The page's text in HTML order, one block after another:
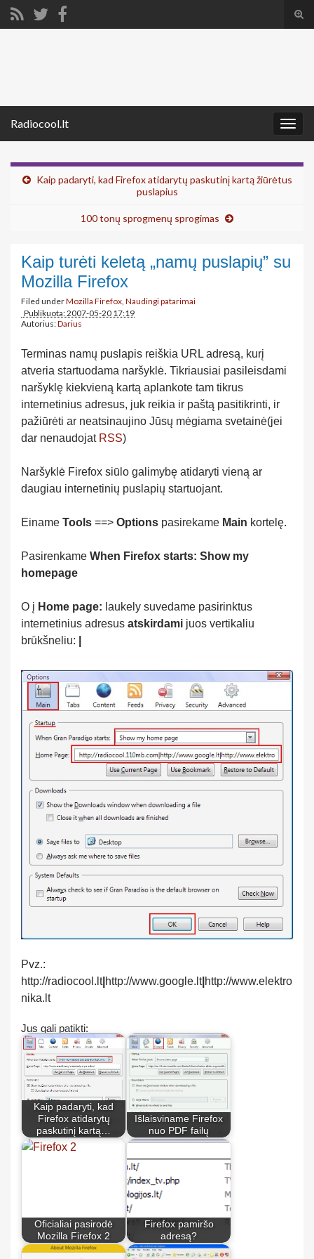
Radiocool.lt
Kaip padaryti, kad Firefox atidarytų paskutinį kartą žiūrėtus
puslapius
100 tonų sprogmenų sprogimas
Kaip turėti keletą „namų puslapių” su
Mozilla Firefox
Filed underMozilla Firefox, Naudingi patarimai
Publikuota: 2007-05-20 17:19
Autorius:Darius
Terminas namų puslapis reiškia URL adresą, kurį
atveria startuodama naršyklė. Tikriausiai pasileisdami
naršyklę kiekvieną kartą aplankote tam tikrus
internetinius adresus, juk reikia ir paštą pasitikrinti, ir
pažiūrėti ar neatsinaujino Jūsų mėgiama svetainė(jei
dar nenaudojat RSS)
Naršyklė Firefox siūlo galimybę atidaryti vieną ar
daugiau internetinių puslapių startuojant.
Einame Tools ==> Options pasirekame Main kortelę.
Pasirenkame When Firefox starts: Show my
homepage
O į Home page: laukely suvedame pasirinktus
internetinius adresus atskirdami juos vertikaliu
brūkšneliu:
Pvz.:
http://radiocool.lt| http://www.google.lt| http://www.elektro
nika.lt
Jus gali patikti:
Kaip padaryti, kad
Firefox atidarytų
paskutinį kartą…
Išlaisviname Firefox
nuo PDF failų
Oficialiai pasirodė
Mozilla Firefox 2
Firefox pamiršo
adresą?